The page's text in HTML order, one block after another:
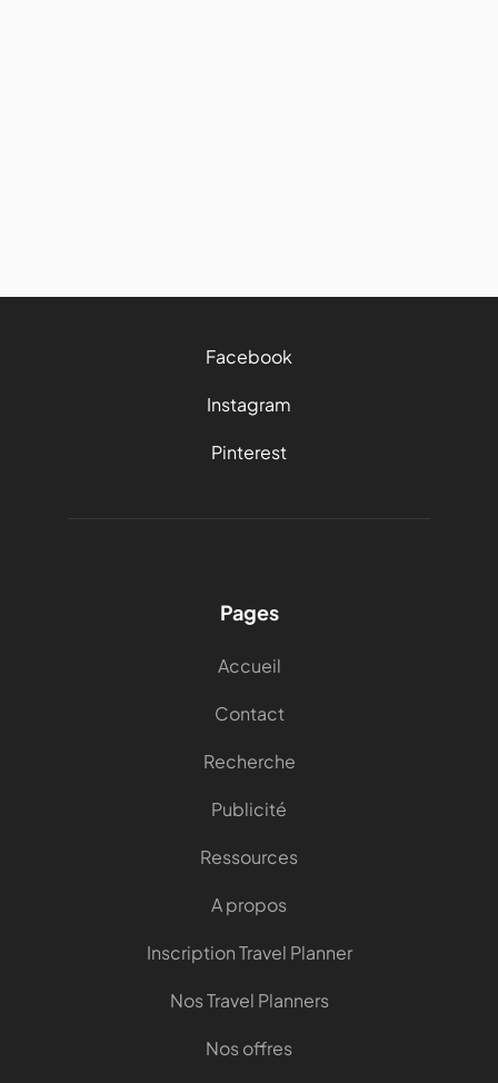
Facebook
Instagram
Pinterest
Pages
Accueil
Contact
Recherche
Publicité
Ressources
A propos
Inscription Travel Planner
Nos Travel Planners
Nos offres